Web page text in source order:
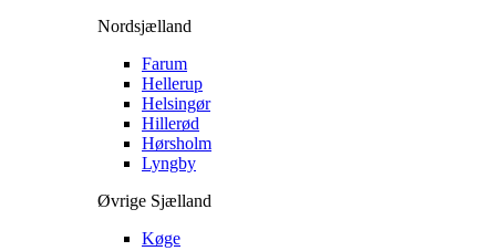
Nordsjælland
Farum
Hellerup
Helsingør
Hillerød
Hørsholm
Lyngby
Øvrige Sjælland
Køge